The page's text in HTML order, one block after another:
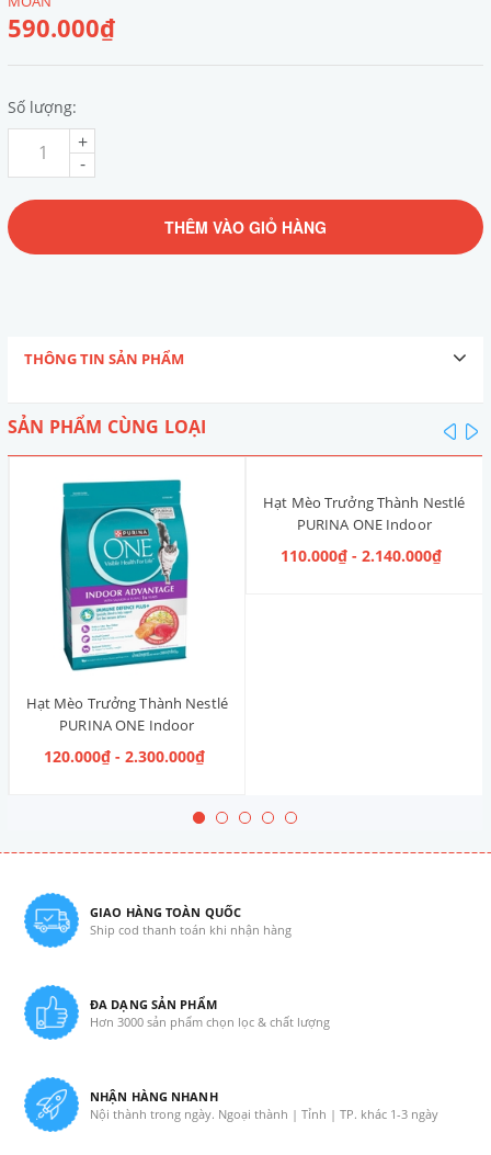
590.000₫
Số lượng:
-
+
THÊM VÀO GIỎ HÀNG
THÔNG TIN SẢN PHẨM
SẢN PHẨM CÙNG LOẠI
Hạt Mèo Trưởng Thành Nestlé
PURINA ONE Indoor
Advantage Salmon & Tuna [Vị
Cá Hồi & Cá Ngừ]
120.000₫ - 2.300.000₫
Hạt Mèo Trưởng Thành Nestlé
PURINA ONE Indoor
Advantage [Vị Gà]
110.000₫ - 2.140.000₫
GIAO HÀNG TOÀN QUỐC
Ship cod thanh toán khi nhận hàng
ĐA DẠNG SẢN PHẨM
Hơn 3000 sản phẩm chọn lọc & chất lượng
NHẬN HÀNG NHANH
Nội thành trong ngày. Ngoại thành | Tỉnh | TP. khác 1-3 ngày